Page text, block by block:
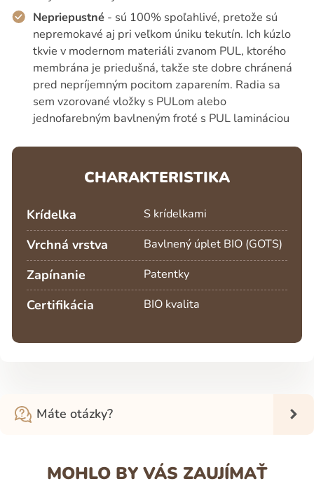
Nepriepustné- sú 100% spoľahlivé, pretože sú
nepremokavé aj pri veľkom úniku tekutín. Ich kúzlo
tkvie v modernom materiáli zvanom PUL, ktorého
membrána je priedušná, takže ste dobre chránená
pred nepríjemným pocitom zaparením. Radia sa
sem vzorované vložky s PULom alebo
jednofarebným bavlneným froté s PUL lamináciou
CHARAKTERISTIKA
Krídelka S krídelkami
Vrchná vrstva Bavlnený úplet BIO (GOTS)
Zapínanie Patentky
Certifikácia BIO kvalita
Máte otázky?
MOHLO BY VÁS ZAUJÍMAŤ